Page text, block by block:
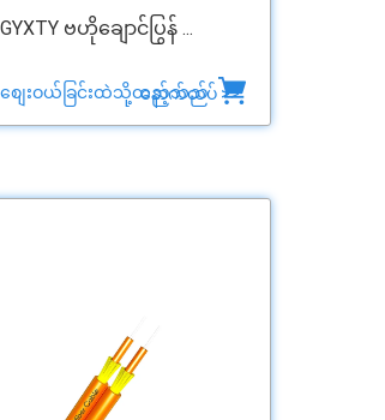
GYXTY ဗဟိုချောင်ပြွန် ...
စျေးဝယ်ခြင်းထဲသို့ထည့်သည်
နောက်ထပ် >>